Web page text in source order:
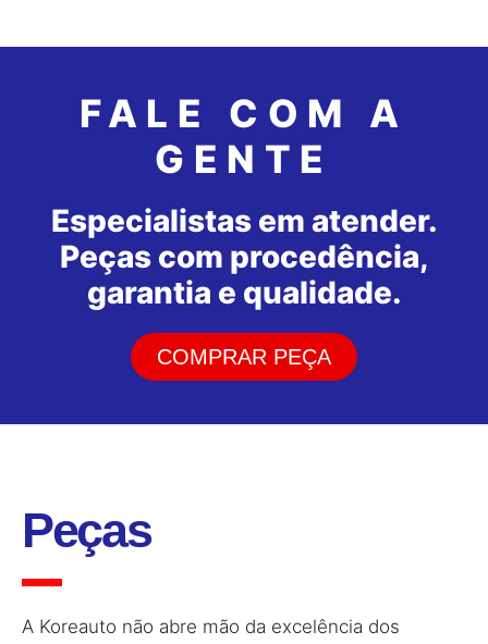
FALE COM A
GENTE
Especialistas em atender.
Peças com procedência,
garantia e qualidade.
COMPRAR PEÇA
Peças
A Koreauto não abre mão da excelência dos